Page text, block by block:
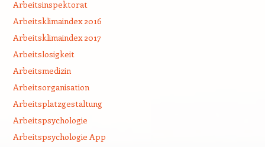
Arbeitsinspektorat
Arbeitsklimaindex 2016
Arbeitsklimaindex 2017
Arbeitslosigkeit
Arbeitsmedizin
Arbeitsorganisation
Arbeitsplatzgestaltung
Arbeitspsychologie
Arbeitspsychologie App